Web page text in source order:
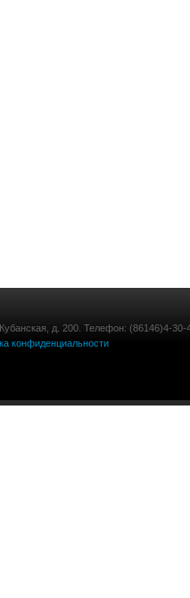
д. 200. Телефон: (86146)4-30-
конфиденциальности